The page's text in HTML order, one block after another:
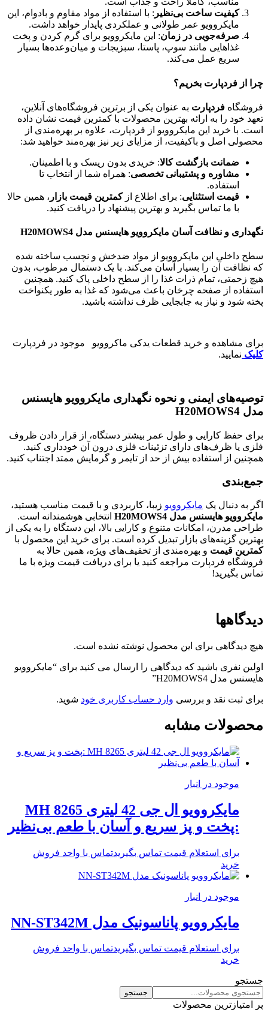
کیفیت ساخت بی‌نظیر : با استفاده از مواد مقاوم و بادوام، این
مایکروویو عمر طولانی و عملکردی پایدار خواهد داشت.
صرفه‌جویی در زمان: این مایکروویو برای گرم کردن و پخت
غذاهایی مانند سوپ، پاستا، سبزیجات و میان‌وعده‌ها بسیار
سریع عمل می‌کند.
چرا از فردپارت بخریم؟
فروشگاه فردپارت به عنوان یکی از برترین فروشگاه‌های آنلاین،
تعهد خود را به ارائه بهترین محصولات با کمترین قیمت نشان داده
است. با خرید این مایکروویو از فردپارت، علاوه بر بهره‌مندی از
محصولی اصل و باکیفیت، از مزایای زیر نیز بهره‌مند خواهید شد:
ضمانت بازگشت کالا: خریدی بدون ریسک و با اطمینان.
مشاوره و پشتیبانی تخصصی: همراه شما از انتخاب تا
استفاده.
قیمت استثنایی: برای اطلاع ازکمترین قیمت بازار ، همین حالا
با ما تماس بگیرید و بهترین پیشنهاد را دریافت کنید.
نگهداری و نظافت آسان مایکروویو هایسنس مدل H20MOWS4
سطح داخلی این مایکروویو از مواد ضدخش و نچسب ساخته شده
که نظافت آن را بسیار آسان می‌کند. با یک دستمال مرطوب، بدون
هیچ زحمتی، تمام ذرات غذا را از سطح داخلی پاک کنید. همچنین
استفاده از صفحه چرخان باعث می‌شود که غذا به طور یکنواخت
پخته شود و نیاز به جابجایی ظرف نداشته باشید.
برای مشاهده و خرید قطعات یدکی ماکروویو موجود در فردپارت
کلیک نمایید.
توصیه‌های ایمنی و نحوه نگهداری مایکروویو هایسنس
مدل H20MOWS4
برای حفظ کارایی و طول عمر بیشتر دستگاه، از قرار دادن ظروف
فلزی یا ظرف‌های دارای تزئینات فلزی درون آن خودداری کنید.
همچنین از استفاده بیش از حد از تایمر و گرمایش ممتد اجتناب کنید.
جمع‌بندی
اگر به دنبال یک مایکروویو زیبا، کاربردی و با قیمت مناسب هستید،
مایکروویو هایسنس مدل H20MOWS4
انتخابی هوشمندانه است.
طراحی مدرن، امکانات متنوع و کارایی بالا، این دستگاه را به یکی از
بهترین گزینه‌های بازار تبدیل کرده است. برای خرید این محصول با
کمترین قیمت و بهره‌مندی از تخفیف‌های ویژه، همین حالا به
فروشگاه فردپارت مراجعه کنید یا برای دریافت قیمت ویژه با ما
تماس بگیرید!
دیدگاهها
هیچ دیدگاهی برای این محصول نوشته نشده است.
اولین نفری باشید که دیدگاهی را ارسال می کنید برای “مایکروویو
هایسنس مدل H20MOWS4”
برای ثبت نقد و بررسی وارد حساب کاربری خود شوید.
محصولات مشابه
موجود در انبار
مایکروویو ال جی 42 لیتری MH 8265
:پخت و پز سریع و آسان با طعم بی‌نظیر
برای استعلام قیمت تماس بگیریدتماس با واحد فروش
خرید
موجود در انبار
مایکروویو پاناسونیک مدل NN-ST342M
برای استعلام قیمت تماس بگیریدتماس با واحد فروش
خرید
جستجو
جستجو
پر امتیازترین محصولات